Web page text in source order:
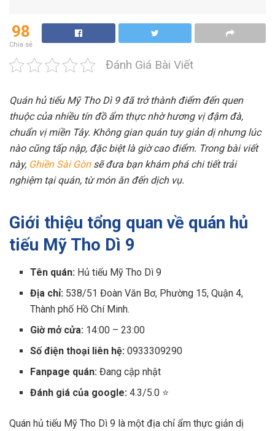
98
Chia sẻ
Đánh Giá Bài Viết
Quán hủ tiếu Mỹ Tho Dì 9 đã trở thành điểm đến quen
thuộc của nhiều tín đồ ẩm thực nhờ hương vị đậm đà,
chuẩn vị miền Tây. Không gian quán tuy giản dị nhưng lúc
nào cũng tấp nập, đặc biệt là giờ cao điểm. Trong bài viết
này, Ghiền Sài Gònsẽ đưa bạn khám phá chi tiết trải
nghiệm tại quán, từ món ăn đến dịch vụ.
Giới thiệu tổng quan về quán hủ
tiếu Mỹ Tho Dì 9
Tên quán: Hủ tiếu Mỹ Tho Dì 9
Địa chỉ: 538/51 Đoàn Văn Bơ, Phường 15, Quận 4,
Thành phố Hồ Chí Minh.
Giờ mở cửa: 14:00 – 23:00
Số điện thoại liên hệ:0933309290
Fanpage quán:Đang cập nhật
Đánh giá của google: 4.3/5.0 ⭐
Quán hủ tiếu Mỹ Tho Dì 9 là một địa chỉ ẩm thực giản dị